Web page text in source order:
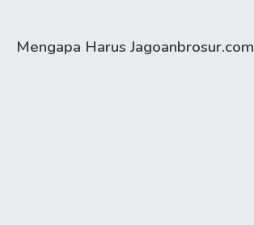
Mengapa Harus Jagoanbrosur.com